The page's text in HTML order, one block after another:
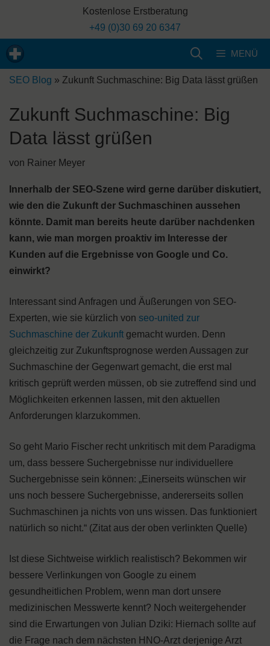
Kostenlose Erstberatung
+49 (0)30 69 20 6347
MENÜ
SEO Blog » Zukunft Suchmaschine: Big Data lässt grüßen
Zukunft Suchmaschine: Big
Data lässt grüßen
von Rainer Meyer
Innerhalb der SEO-Szene wird gerne darüber diskutiert,
wie den die Zukunft der Suchmaschinen aussehen
könnte. Damit man bereits heute darüber nachdenken
kann, wie man morgen proaktiv im Interesse der
Kunden auf die Ergebnisse von Google und Co.
einwirkt?
Interessant sind Anfragen und Äußerungen von SEO-
Experten, wie sie kürzlich von seo-united zur
Suchmaschine der Zukunft gemacht wurden. Denn
gleichzeitig zur Zukunftsprognose werden Aussagen zur
Suchmaschine der Gegenwart gemacht, die erst mal
kritisch geprüft werden müssen, ob sie zutreffend sind und
Möglichkeiten erkennen lassen, mit den aktuellen
Anforderungen klarzukommen.
So geht Mario Fischer recht unkritisch mit dem Paradigma
um, dass bessere Suchergebnisse nur individuellere
Suchergebnisse sein können: „Einerseits wünschen wir
uns noch bessere Suchergebnisse, andererseits sollen
Suchmaschinen ja nichts von uns wissen. Das funktioniert
natürlich so nicht.“ (Zitat aus der oben verlinkten Quelle)
Ist diese Sichtweise wirklich realistisch? Bekommen wir
bessere Verlinkungen von Google zu einem
gesundheitlichen Problem, wenn man dort unsere
medizinischen Messwerte kennt? Noch weitergehender
sind die Erwartungen von Julian Dziki: Hiernach sollte auf
die Frage nach dem nächsten HNO-Arzt derjenige Arzt